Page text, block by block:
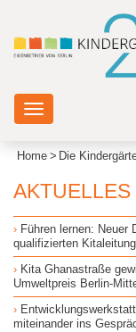
Toggle
navigation
Home Die
AKTUELLES
Führen lernen: Neuer
qualifizierten
Kita Ghanastraße
Umweltpreis Berlin-
miteinander ins